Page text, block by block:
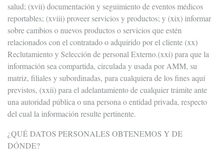
salud; (xvii) documentación y seguimiento de eventos médicos
reportables; (xviii) proveer servicios y productos; y (xix) informar
sobre cambios o nuevos productos o servicios que estén
relacionados con el contratado o adquirido por el cliente (xx)
Reclutamiento y Selección de personal Externo.(xxi) para que la
información sea compartida, circulada y usada por AMM, su
matriz, filiales y subordinadas, para cualquiera de los fines aquí
previstos, (xxii) para el adelantamiento de cualquier trámite ante
una autoridad pública o una persona o entidad privada, respecto
del cual la información resulte pertinente.
¿QUÉ DATOS PERSONALES OBTENEMOS Y DE
DÓNDE?